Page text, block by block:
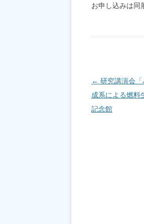
お申し込みは同
投稿ナビゲーシ
← 研究講演会
成系による燃料
記念館